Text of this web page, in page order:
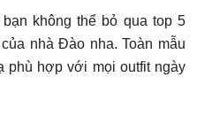
không thể bỏ qua top 5
nhà Đào nha. Toàn mẫu
phù hợp với mọi outfit ngày